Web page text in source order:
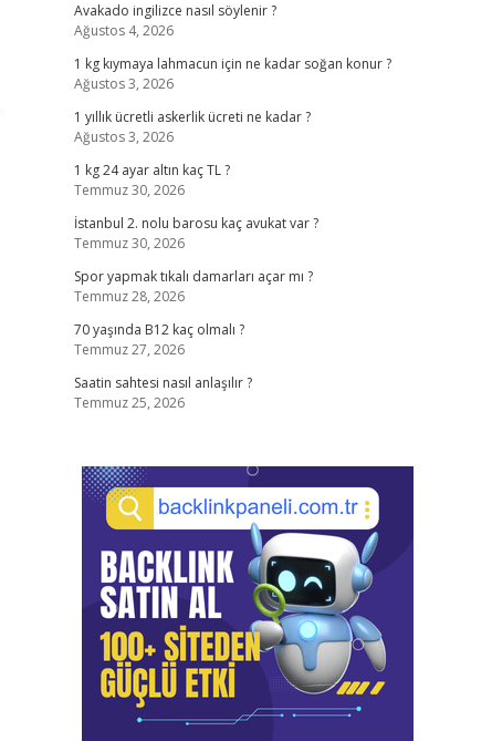
Avakado ingilizce nasıl söylenir ?
Ağustos 4, 2026
1 kg kıymaya lahmacun için ne kadar soğan konur ?
Ağustos 3, 2026
1 yıllık ücretli askerlik ücreti ne kadar ?
Ağustos 3, 2026
1 kg 24 ayar altın kaç TL ?
Temmuz 30, 2026
İstanbul 2. nolu barosu kaç avukat var ?
Temmuz 30, 2026
Spor yapmak tıkalı damarları açar mı ?
Temmuz 28, 2026
70 yaşında B12 kaç olmalı ?
Temmuz 27, 2026
Saatin sahtesi nasıl anlaşılır ?
Temmuz 25, 2026